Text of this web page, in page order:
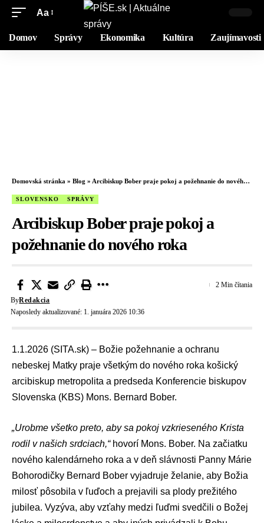
Aa
Domov Správy Ekonomika Kultúra Zaujímavosti
Domovská stránka » Blog » Arcibiskup Bober praje pokoj a požehnanie do nového roka
SLOVENSKO SPRÁVY
Arcibiskup Bober praje pokoj a
požehnanie do nového roka
Naposledy aktualizované: 1. januára 2026 10:36
ByRedakcia
2 Min čítania
1.1.2026 (SITA.sk) – Božie požehnanie a ochranu
nebeskej Matky praje všetkým do nového roka košický
arcibiskup metropolita a predseda Konferencie biskupov
Slovenska (KBS) Mons. Bernard Bober.
„Urobme všetko preto, aby sa pokoj vzkrieseného Krista
rodil v našich srdciach,“hovorí Mons. Bober. Na začiatku
nového kalendárneho roka a v deň slávnosti Panny Márie
Bohorodičky Bernard Bober vyjadruje želanie, aby Božia
milosť pôsobila v ľuďoch a prejavili sa plody prežitého
jubilea. Vyzýva, aby vzťahy medzi ľuďmi svedčili o Božej